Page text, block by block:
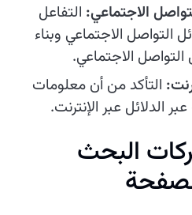
الاجتماعي: التفاعل
الاجتماعي وبناء
الاجتماعي.
التأكد من أن معلومات
الدلائل عبر الإنترنت.
البحث